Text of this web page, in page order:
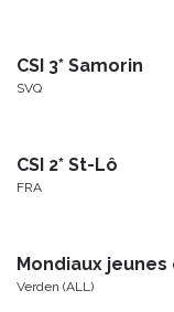
CSI 3* Samorin
SVQ
CSI 2* St-Lô
FRA
Mondiaux
Verden (ALL)